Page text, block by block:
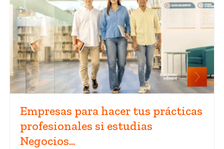
Empresas para hacer tus prácticas
profesionales si estudias
Negocios...